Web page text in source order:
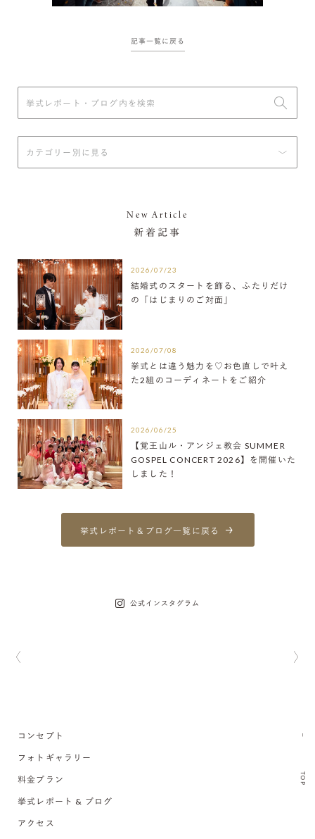
記事一覧に戻る
New Article
新着記事
2026/07/23
結婚式のスタートを飾る、ふたりだけ
の「はじまりのご対面」
2026/07/08
挙式とは違う魅力を♡お色直しで叶え
た2組のコーディネートをご紹介
2026/06/25
【覚王山ル・アンジェ教会 SUMMER
GOSPEL CONCERT 2026】を開催いた
しました！
挙式レポート＆ブログ一覧に戻る
公式インスタグラム
TOP
コンセプト
フォトギャラリー
料金プラン
挙式レポート & ブログ
アクセス